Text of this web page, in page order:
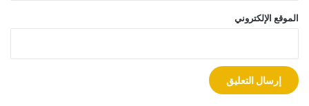
الموقع الإلكتروني